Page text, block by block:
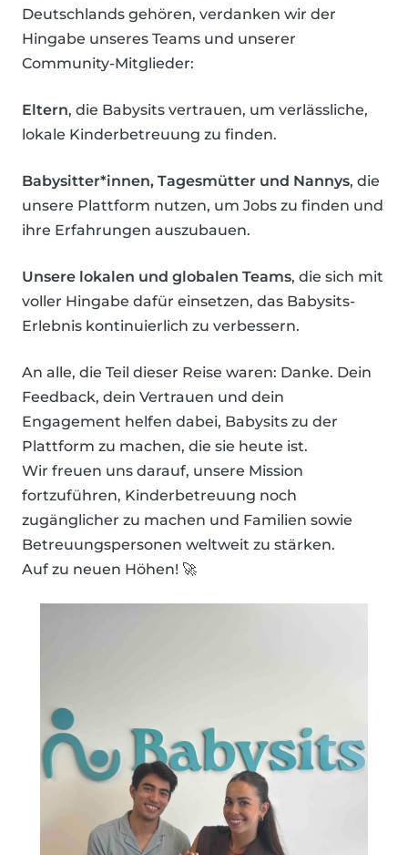
Deutschlands gehören, verdanken wir der
Hingabe unseres Teams und unserer
Community-Mitglieder:
Eltern, die Babysits vertrauen, um verlässliche,
lokale Kinderbetreuung zu finden.
Babysitter*innen, Tagesmütter und Nannys, die
unsere Plattform nutzen, um Jobs zu finden und
ihre Erfahrungen auszubauen.
Unsere lokalen und globalen Teams, die sich mit
voller Hingabe dafür einsetzen, das Babysits-
Erlebnis kontinuierlich zu verbessern.
An alle, die Teil dieser Reise waren: Danke. Dein
Feedback, dein Vertrauen und dein
Engagement helfen dabei, Babysits zu der
Plattform zu machen, die sie heute ist.
Wir freuen uns darauf, unsere Mission
fortzuführen, Kinderbetreuung noch
zugänglicher zu machen und Familien sowie
Betreuungspersonen weltweit zu stärken.
Auf zu neuen Höhen! 🚀